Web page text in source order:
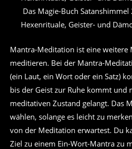
Das Magie-Buch
Hexenrituale, Geister- und
Mantra-Meditation ist eine weitere
meditieren. Bei der Mantra-
(ein Laut, ein Wort oder ein Satz)
bis der Geist zur Ruhe kommt und
meditativen Zustand gelangt. Das
wählen, solange es leicht zu
von der Meditation erwartest. Du
Ziel zu einem Ein-Wort-Mantra zu